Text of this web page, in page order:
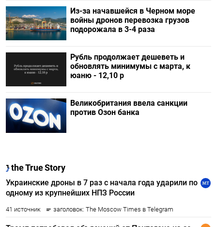
Из-за начавшейся в Черном море
войны дронов перевозка грузов
подорожала в 3-4 раза
Рубль продолжает дешеветь и
обновлять минимумы с марта, к
юаню - 12,10 р
Великобритания ввела санкции
против Озон банка